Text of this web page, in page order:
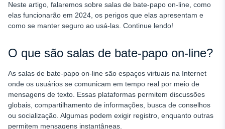
Neste artigo, falaremos sobre salas de bate-papo on-line, como
elas funcionarão em 2024, os perigos que elas apresentam e
como se manter seguro ao usá-las. Continue lendo!
O que são salas de bate-papo on-line?
As salas de bate-papo on-line são espaços virtuais na Internet
onde os usuários se comunicam em tempo real por meio de
mensagens de texto. Essas plataformas permitem discussões
globais, compartilhamento de informações, busca de conselhos
ou socialização. Algumas podem exigir registro, enquanto outras
permitem mensagens instantâneas.
Vamos recapitular
PERGUNTAS FREQUENTES